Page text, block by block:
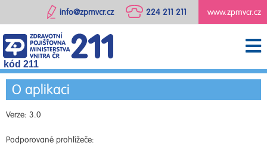
www.zpmvcr.cz
224 211 211
info@zpmvcr.cz
kód 211
O aplikaci
Verze: 3.0
Podporované prohlížeče: